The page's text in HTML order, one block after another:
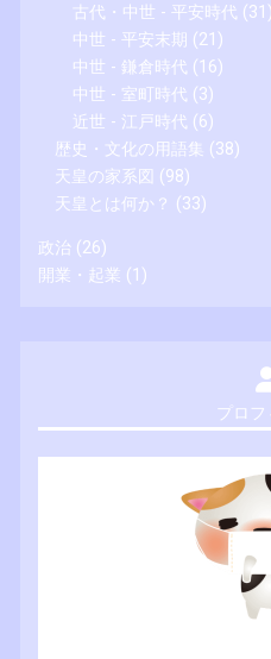
古代・中世 - 平安時代 (31)
中世 - 平安末期 (21)
中世 - 鎌倉時代 (16)
中世 - 室町時代 (3)
近世 - 江戸時代 (6)
歴史・文化の用語集 (38)
天皇の家系図 (98)
天皇とは何か？ (33)
政治 (26)
開業・起業 (1)
プロ